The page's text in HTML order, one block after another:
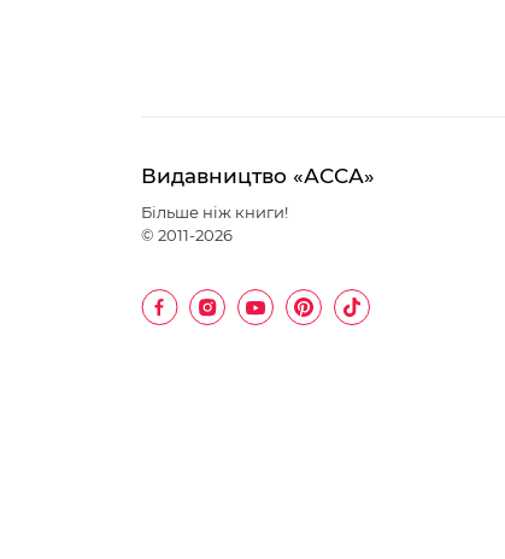
Видавництво «АССА»
Більше ніж книги!
© 2011-2026